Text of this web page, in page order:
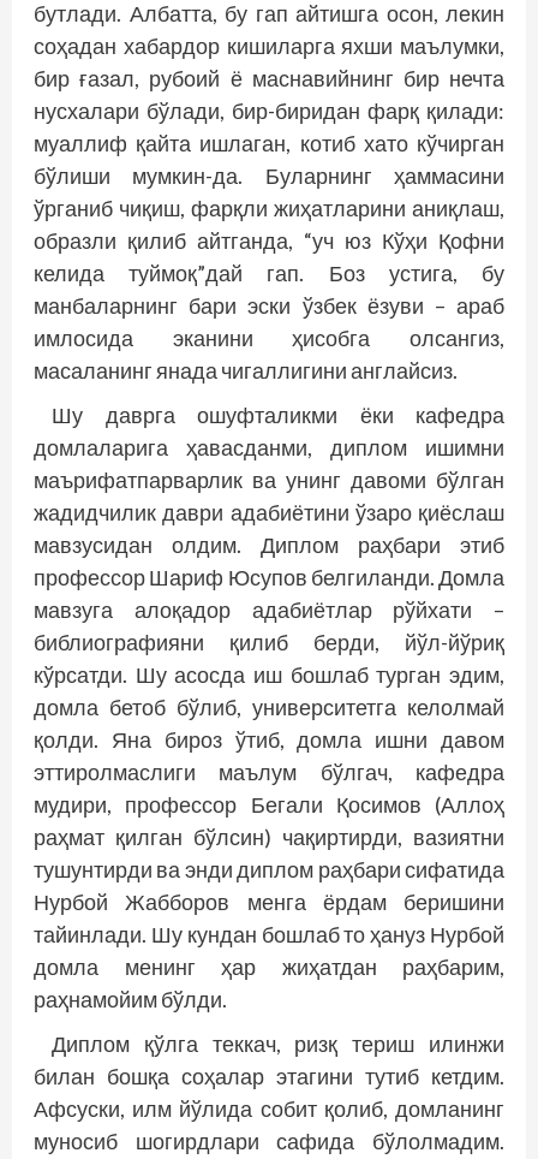
бутлади. Албатта, бу гап айтишга осон, лекин
соҳадан хабардор кишиларга яхши маълумки,
бир ғазал, рубоий ё маснавийнинг бир нечта
нусхалари бўлади, бир-биридан фарқ қилади:
муаллиф қайта ишлаган, котиб хато кўчирган
бўлиши мумкин-да. Буларнинг ҳаммасини
ўрганиб чиқиш, фарқли жиҳатларини аниқлаш,
образли қилиб айтганда, “уч юз Кўҳи Қофни
келида туймоқ”дай гап. Боз устига, бу
манбаларнинг бари эски ўзбек ёзуви – араб
имлосида эканини ҳисобга олсангиз,
масаланинг янада чигаллигини англайсиз.
Шу даврга ошуфталикми ёки кафедра
домлаларига ҳавасданми, диплом ишимни
маърифатпарварлик ва унинг давоми бўлган
жадидчилик даври адабиётини ўзаро қиёслаш
мавзусидан олдим. Диплом раҳбари этиб
профессор Шариф Юсупов белгиланди. Домла
мавзуга алоқадор адабиётлар рўйхати –
библиографияни қилиб берди, йўл-йўриқ
кўрсатди. Шу асосда иш бошлаб турган эдим,
домла бетоб бўлиб, университетга келолмай
қолди. Яна бироз ўтиб, домла ишни давом
эттиролмаслиги маълум бўлгач, кафедра
мудири, профессор Бегали Қосимов (Аллоҳ
раҳмат қилган бўлсин) чақиртирди, вазиятни
тушунтирди ва энди диплом раҳбари сифатида
Нурбой Жабборов менга ёрдам беришини
тайинлади. Шу кундан бошлаб то ҳануз Нурбой
домла менинг ҳар жиҳатдан раҳбарим,
раҳнамойим бўлди.
Диплом қўлга теккач, ризқ териш илинжи
билан бошқа соҳалар этагини тутиб кетдим.
Афсуски, илм йўлида собит қолиб, домланинг
муносиб шогирдлари сафида бўлолмадим.